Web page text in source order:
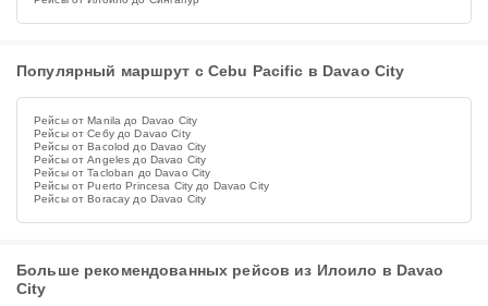
Популярный маршрут с Cebu Pacific в Davao City
Рейсы от Manila до Davao City
Рейсы от Себу до Davao City
Рейсы от Bacolod до Davao City
Рейсы от Angeles до Davao City
Рейсы от Tacloban до Davao City
Рейсы от Puerto Princesa City до Davao City
Рейсы от Boracay до Davao City
Больше рекомендованных рейсов из Илоило в Davao
City